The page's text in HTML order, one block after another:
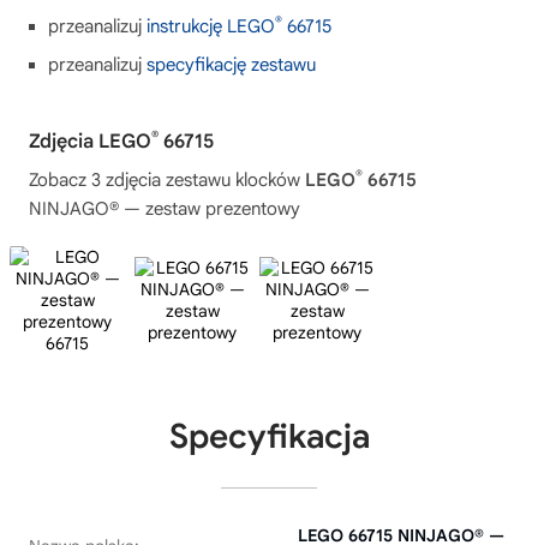
przeanalizuj instrukcję LEGO® 66715
przeanalizuj specyfikację zestawu
Zdjęcia LEGO® 66715
Zobacz 3 zdjęcia zestawu klocków LEGO® 66715
NINJAGO® — zestaw prezentowy
Specyfikacja
LEGO 66715 NINJAGO® —